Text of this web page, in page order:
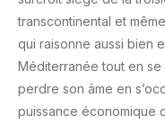
transcontinental et
qui raisonne aussi bien
Méditerranée tout en se
perdre son âme en
puissance économique